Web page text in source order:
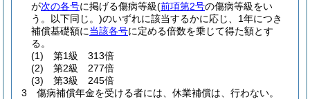
が次の各号に掲げる傷病等級(前項第2号の傷病等級をい
う。以下同じ。)のいずれに該当するかに応じ、1年につき
補償基礎額に当該各号に定める倍数を乗じて得た額とす
る。
(1)
第1級 313倍
(2)
第2級 277倍
(3)
第3級 245倍
3
傷病補償年金を受ける者には、休業補償は、行わない。